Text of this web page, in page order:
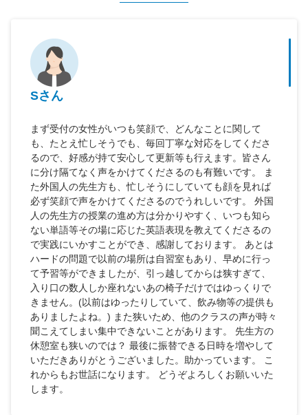
Sさん
まず受付の女性がいつも笑顔で、どんなことに関して
も、たとえ忙しそうでも、毎回丁寧な対応をしてくださ
るので、好感が持て安心して更新等も行えます。皆さん
に分け隔てなく声をかけてくださるのも有難いです。 ま
た外国人の先生方も、忙しそうにしていても顔を見れば
必ず笑顔で声をかけてくださるのでうれしいです。 外国
人の先生方の授業の進め方は分かりやすく、いつも知ら
ない単語等その場に応じた英語表現を教えてくださるの
で実践にいかすことができ、感謝しております。 あとは
ハードの問題で以前の場所は自習室もあり、早めに行っ
て予習等ができましたが、引っ越してからは狭すぎて、
入り口の数人しか座れないあの椅子だけではゆっくりで
きません。(以前はゆったりしていて、飲み物等の提供も
ありましたよね。) また狭いため、他のクラスの声が時々
聞こえてしまい集中できないことがあります。 先生方の
休憩室も狭いのでは？ 最後に振替できる日時を増やして
いただきありがとうございました。助かっています。 こ
れからもお世話になります。 どうぞよろしくお願いいた
します。